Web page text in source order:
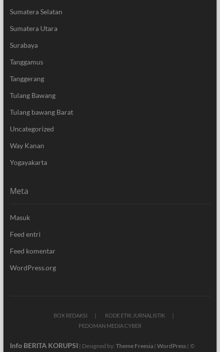
Sumatera Selatan
Sumatera Utara
Surabaya
Tanggamus
Tanggerang
Tulang Bawang
Tulang bawang Barat
Uncategorized
Way Kanan
Yogayakarta
Meta
Masuk
Feed entri
Feed komentar
WordPress.org
BOX REDAKSI
KODE ETIK JURNALISTIK
PEDOMAN MEDIA CYBER
Info BERITA KORUPSI | Designed by: Theme Freesia| WordPress| ©